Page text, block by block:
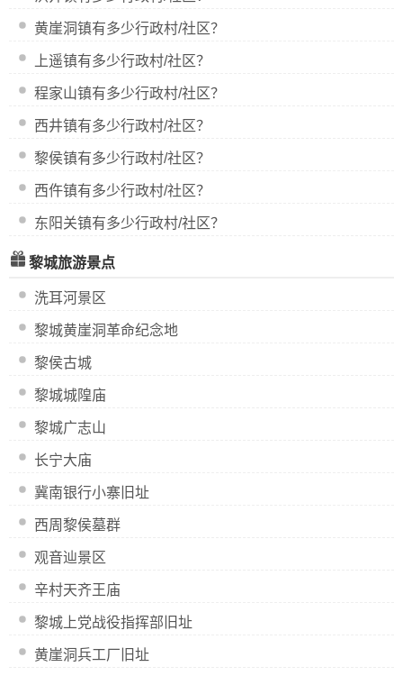
黄崖洞镇有多少行政村/社区？
上遥镇有多少行政村/社区？
程家山镇有多少行政村/社区？
西井镇有多少行政村/社区？
黎侯镇有多少行政村/社区？
西仵镇有多少行政村/社区？
东阳关镇有多少行政村/社区？
黎城旅游景点
洗耳河景区
黎城黄崖洞革命纪念地
黎侯古城
黎城城隍庙
黎城广志山
长宁大庙
冀南银行小寨旧址
西周黎侯墓群
观音辿景区
辛村天齐王庙
黎城上党战役指挥部旧址
黄崖洞兵工厂旧址